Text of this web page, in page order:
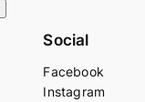
Social
Facebook
Instagram